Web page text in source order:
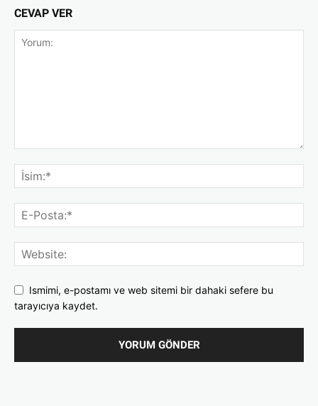
CEVAP VER
Ismimi, e-postamı ve web sitemi bir dahaki sefere bu
tarayıcıya kaydet.